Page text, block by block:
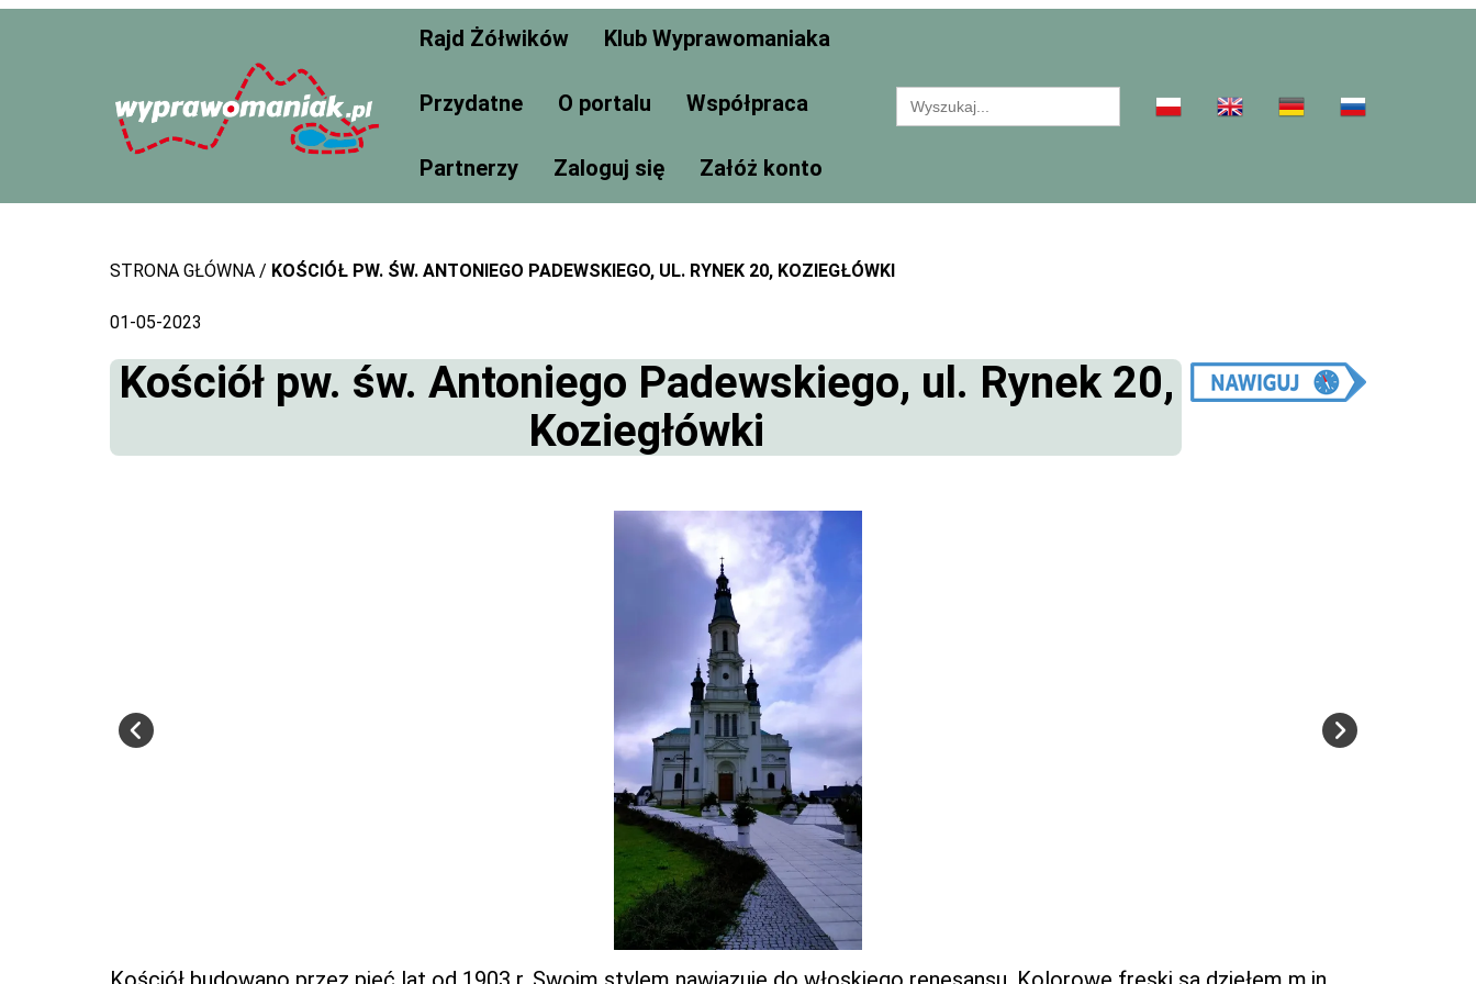
Rajd Żółwików Klub Wyprawomaniaka
Przydatne O portalu Współpraca
Partnerzy Zaloguj się Załóż konto
Search
for:
STRONA GŁÓWNA KOŚCIÓŁ PW. ŚW. ANTONIEGO PADEWSKIEGO, UL. RYNEK 20, KOZIEGŁÓWKI
01-05-2023
Kościół pw. św. Antoniego Padewskiego, ul. Rynek 20,
Koziegłówki